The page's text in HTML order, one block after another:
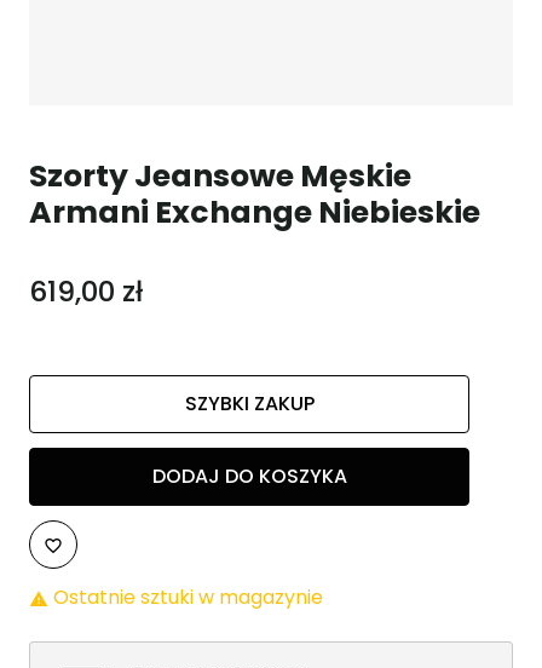
Szorty Jeansowe Męskie
Armani Exchange Niebieskie
619,00 zł
SZYBKI ZAKUP
DODAJ DO KOSZYKA
favorite_border
 Ostatnie sztuki w magazynie